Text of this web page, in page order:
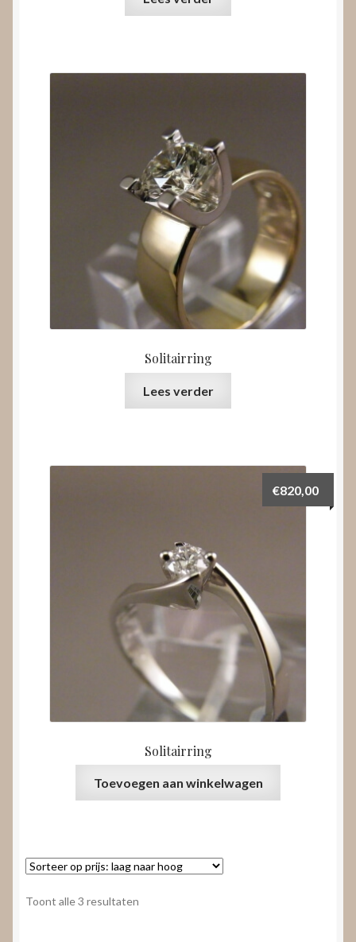
Solitairring
Lees verder
Solitairring
€820,00
Toevoegen aan winkelwagen
Toont alle 3 resultaten